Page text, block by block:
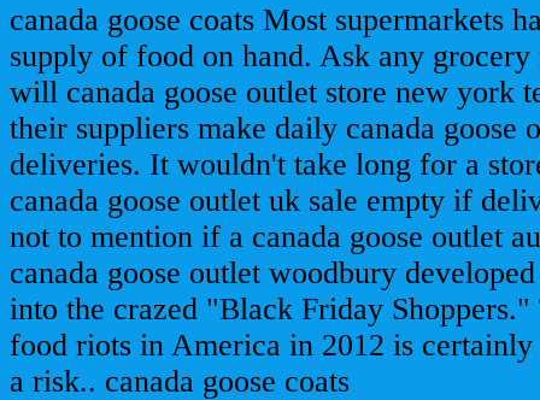
canada goose coats Most supermarkets
supply of food on hand. Ask any grocery
will canada goose outlet store new york
their suppliers make daily canada goose
deliveries. It wouldn't take long for a
canada goose outlet uk sale empty if
not to mention if a canada goose outlet
canada goose outlet woodbury
into the crazed "Black Friday
food riots in America in 2012 is
a risk.. canada goose coats